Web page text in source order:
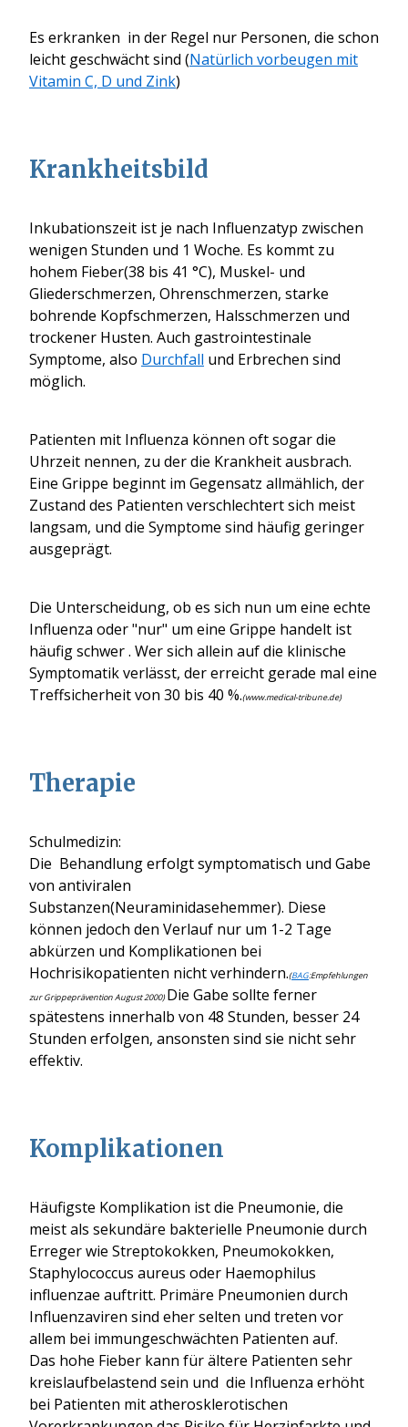
Es erkranken in der Regel nur Personen, die schon
leicht geschwächt sind (Natürlich vorbeugen mit
Vitamin C, D und Zink)
Krankheitsbild
Inkubationszeit ist je nach Influenzatyp zwischen
wenigen Stunden und 1 Woche. Es kommt zu
hohem Fieber(38 bis 41 °C), Muskel- und
Gliederschmerzen, Ohrenschmerzen, starke
bohrende Kopfschmerzen, Halsschmerzen und
trockener Husten. Auch gastrointestinale
Symptome, also Durchfall und Erbrechen sind
möglich.
Patienten mit Influenza können oft sogar die
Uhrzeit nennen, zu der die Krankheit ausbrach.
Eine Grippe beginnt im Gegensatz allmählich, der
Zustand des Patienten verschlechtert sich meist
langsam, und die Symptome sind häufig geringer
ausgeprägt.
Die Unterscheidung, ob es sich nun um eine echte
Influenza oder "nur" um eine Grippe handelt ist
häufig schwer . Wer sich allein auf die klinische
Symptomatik verlässt, der erreicht gerade mal eine
Treffsicherheit von 30 bis 40 %.(www.medical-tribune.de)
Therapie
Schulmedizin:
Die Behandlung erfolgt symptomatisch und Gabe
von antiviralen
Substanzen(Neuraminidasehemmer). Diese
können jedoch den Verlauf nur um 1-2 Tage
abkürzen und Komplikationen bei
Hochrisikopatienten nicht verhindern.(BAG:Empfehlungen
zur Grippeprävention August 2000) Die Gabe sollte ferner
spätestens innerhalb von 48 Stunden, besser 24
Stunden erfolgen, ansonsten sind sie nicht sehr
effektiv.
Komplikationen
Häufigste Komplikation ist die Pneumonie, die
meist als sekundäre bakterielle Pneumonie durch
Erreger wie Streptokokken, Pneumokokken,
Staphylococcus aureus oder Haemophilus
influenzae auftritt. Primäre Pneumonien durch
Influenzaviren sind eher selten und treten vor
allem bei immungeschwächten Patienten auf.
Das hohe Fieber kann für ältere Patienten sehr
kreislaufbelastend sein und die Influenza erhöht
bei Patienten mit atherosklerotischen